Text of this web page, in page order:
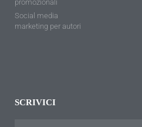
promozionali
Social media
marketing per autori
SCRIVICI